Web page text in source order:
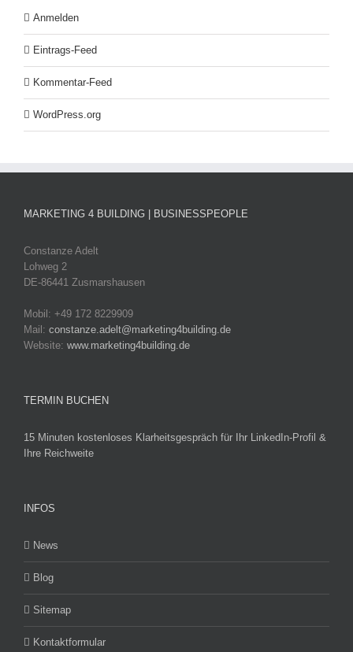
Anmelden
Eintrags-Feed
Kommentar-Feed
WordPress.org
MARKETING 4 BUILDING | BUSINESSPEOPLE
Constanze Adelt
Lohweg 2
DE-86441 Zusmarshausen
Mobil: +49 172 8229909
Mail: constanze.adelt@marketing4building.de
Website: www.marketing4building.de
TERMIN BUCHEN
15 Minuten kostenloses Klarheitsgespräch für Ihr LinkedIn-Profil &
Ihre Reichweite
INFOS
News
Blog
Sitemap
Kontaktformular